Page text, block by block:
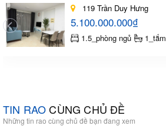
119 Trần Duy Hưng
5.100.000.000₫
1.5_phòng ngủ 1_tắm
TIN RAOCÙNG CHỦ ĐỀ
Những tin rao cùng chủ đề bạn đang xem